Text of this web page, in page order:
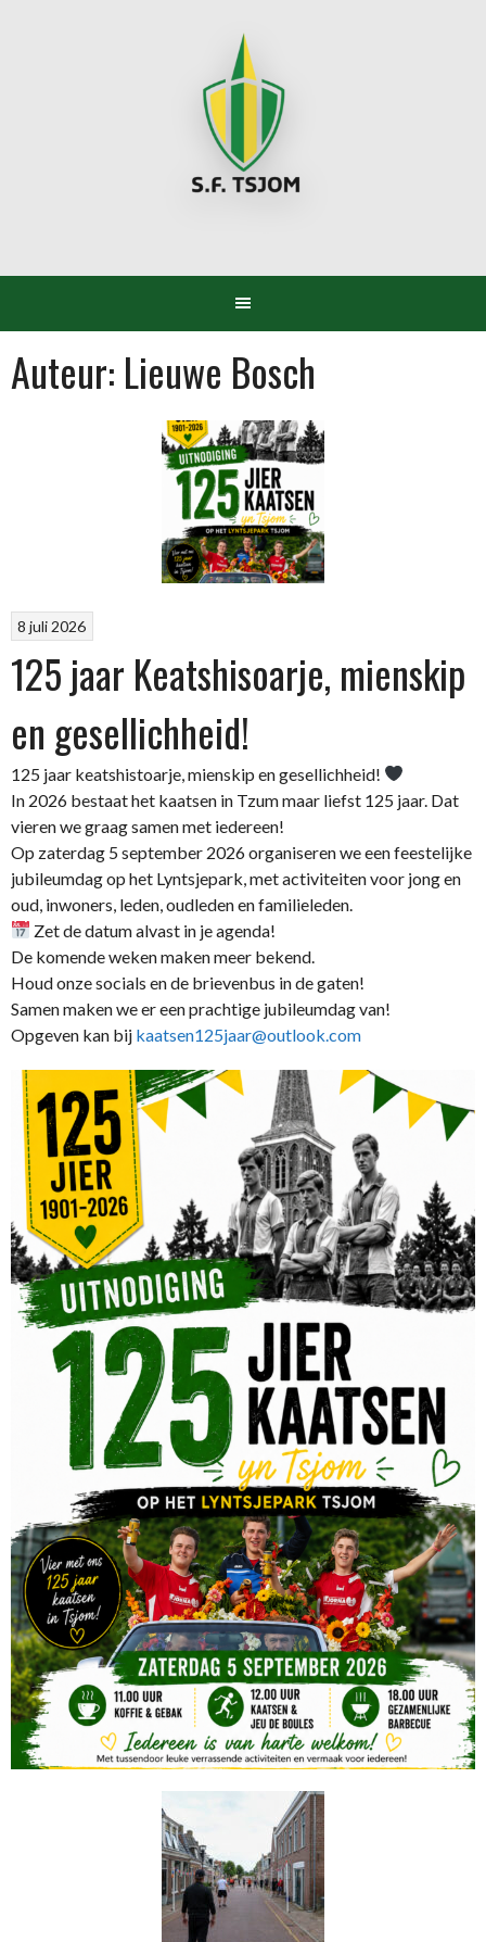
Auteur: Lieuwe Bosch
8 juli 2026
125 jaar Keatshisoarje, mienskip
en gesellichheid!
125 jaar keatshistoarje, mienskip en gesellichheid!
In 2026 bestaat het kaatsen in Tzum maar liefst 125 jaar. Dat
vieren we graag samen met iedereen!
Op zaterdag 5 september 2026 organiseren we een feestelijke
jubileumdag op het Lyntsjepark, met activiteiten voor jong en
oud, inwoners, leden, oudleden en familieleden.
Zet de datum alvast in je agenda!
De komende weken maken meer bekend.
Houd onze socials en de brievenbus in de gaten!
Samen maken we er een prachtige jubileumdag van!
Opgeven kan bij kaatsen125jaar@outlook.com